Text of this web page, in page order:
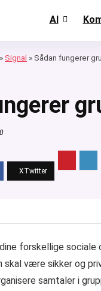
AI
» Signal »Sådan fungerer
0
forskellige
skal være sikker og
samtaler i